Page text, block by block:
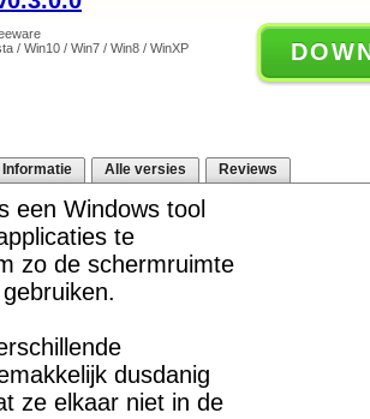
/ Win10 / Win7 / Win8 / WinXP
Informatie Alle versies Reviews
een Windows tool
te
zo de schermruimte
dusdanig
ze elkaar niet in de